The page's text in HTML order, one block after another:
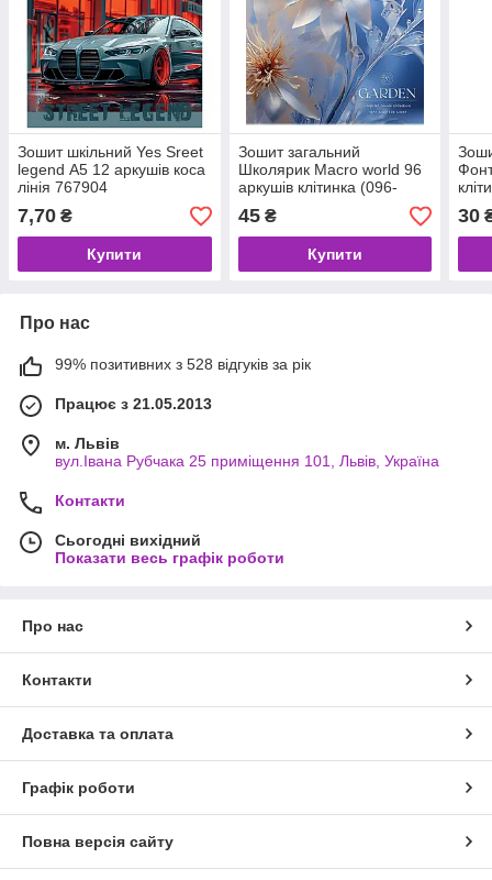
Зошит шкільний Yes Sreet
legend А5 12 аркушів коса
лінія 767904
7,70 ₴
Купити
Зошит загальний
Школярик Macro world 96
аркушів клітинка (096-
3427K)
45₴
Купити
30
Про нас
99% позитивних з 528 відгуків за рік
Працює з 21.05.2013
м. Львів
вул.Івана Рубчака 25 приміщення 101, Львів, Україна
Контакти
Сьогодні вихідний
Показати весь графік роботи
Про нас
Контакти
Доставка та оплата
Графік роботи
Повна версія сайту